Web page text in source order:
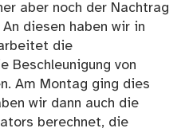
aber noch der Nachtrag
diesen haben wir in
die
Beschleunigung von
Am Montag ging dies
wir dann auch die
berechnet, die